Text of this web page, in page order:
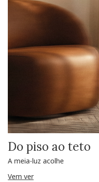
Do piso ao teto
A meia-luz acolhe
Vem ver